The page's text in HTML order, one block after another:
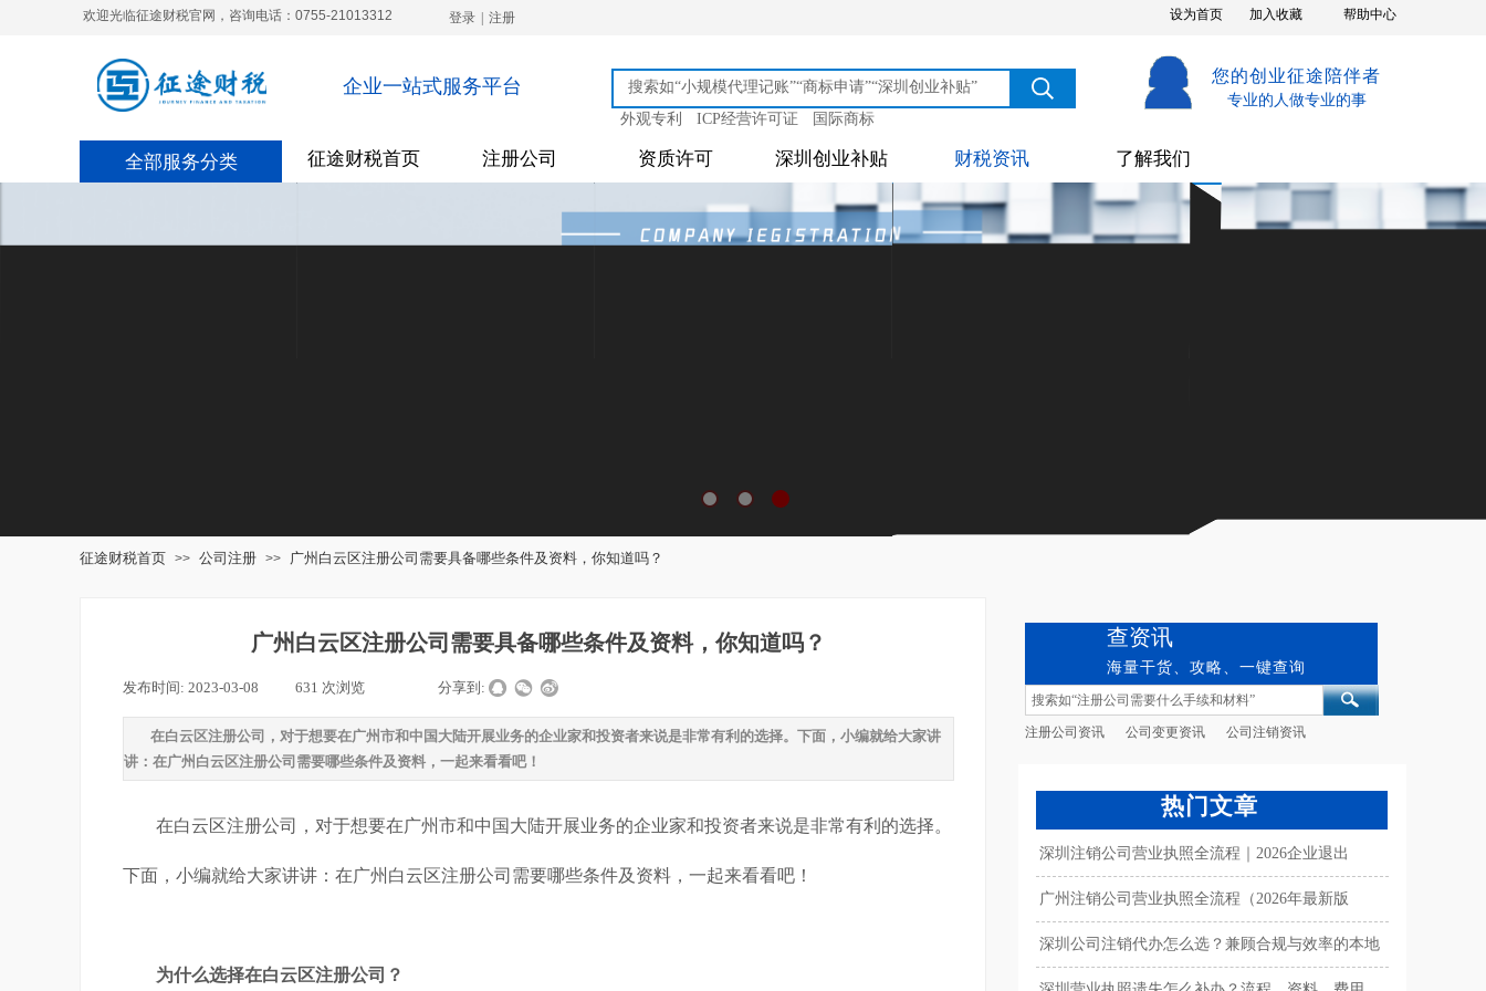
登录 注册
欢迎光临征途财税官网，咨询电话：0755-21013312 设为首页 加入收藏 帮助中心
搜索
外观专利
ICP经营许可证 国际商标
搜索
专业的人做专业的事
您的创业征途陪伴者
企业一站式服务平台
全部服务分类 征途财税首页 注册公司 资质许可 深圳创业补贴 财税资讯 了解我们
征途财税首页 >> 公司注册 >> 广州白云区注册公司需要具备哪些条件及资料，你知道吗？
广州白云区注册公司需要具备哪些条件及资料，你知道吗？
发布时间: 2023-03-08 631 次浏览 分享到:
在白云区注册公司，对于想要在广州市和中国大陆开展业务的企业家和投资者来说是非常有利的选择。下面，小编就给大家讲
讲：在广州白云区注册公司需要哪些条件及资料，一起来看看吧！
在白云区注册公司，对于想要在广州市和中国大陆开展业务的企业家和投资者来说是非常有利的选择。
下面，小编就给大家讲讲： 在广州白云区注册公司需要哪些条件及资料，一起来看看吧！
为什么选择在白云区注册公司？
注册公司资讯 公司变更资讯 公司注销资讯
查资讯
海量干货、攻略、一键查询
热门文章
深圳注销公司营业执照全流程｜2026企业退出
广州注销公司营业执照全流程（2026年最新版
深圳公司注销代办怎么选？兼顾合规与效率的本地